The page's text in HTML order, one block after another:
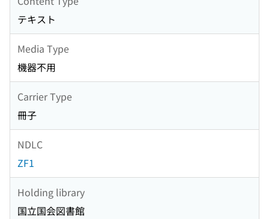
テキスト
Media Type
機器不用
Carrier Type
冊子
NDLC
ZF1
Holding library
国立国会図書館